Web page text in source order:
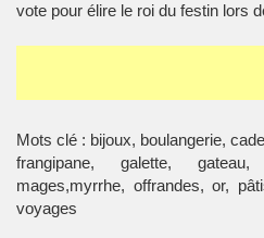
vote pour élire le roi du festin lors
Mots clé : bijoux, boulangerie,
frangipane, galette,
mages,myrrhe, offrandes, or,
voyages